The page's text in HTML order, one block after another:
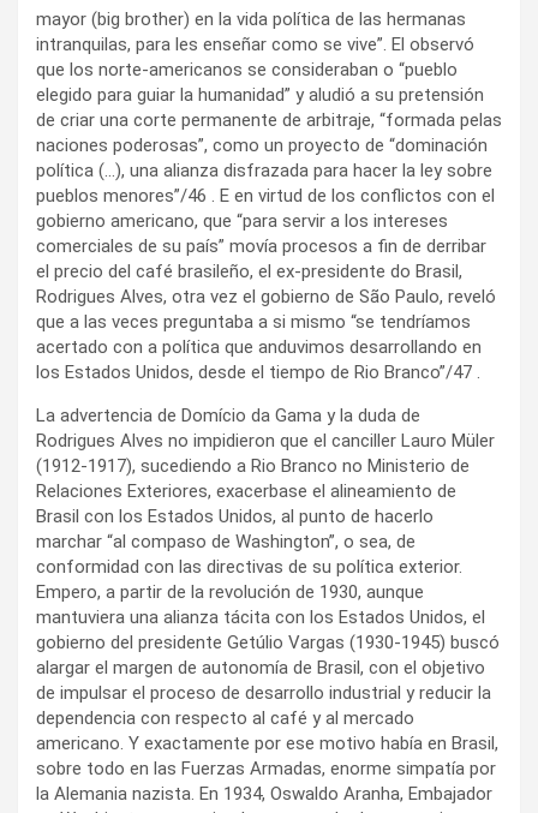
mayor (big brother) en la vida política de las hermanas
intranquilas, para les enseñar como se vive”. El observó
que los norte-americanos se consideraban o “pueblo
elegido para guiar la humanidad” y aludió a su pretensión
de criar una corte permanente de arbitraje, “formada pelas
naciones poderosas”, como un proyecto de “dominación
política (…), una alianza disfrazada para hacer la ley sobre
pueblos menores”/46 . E en virtud de los conflictos con el
gobierno americano, que “para servir a los intereses
comerciales de su país” movía procesos a fin de derribar
el precio del café brasileño, el ex-presidente do Brasil,
Rodrigues Alves, otra vez el gobierno de São Paulo, reveló
que a las veces preguntaba a si mismo “se tendríamos
acertado con a política que anduvimos desarrollando en
los Estados Unidos, desde el tiempo de Rio Branco”/47 .
La advertencia de Domício da Gama y la duda de
Rodrigues Alves no impidieron que el canciller Lauro Müler
(1912-1917), sucediendo a Rio Branco no Ministerio de
Relaciones Exteriores, exacerbase el alineamiento de
Brasil con los Estados Unidos, al punto de hacerlo
marchar “al compaso de Washington”, o sea, de
conformidad con las directivas de su política exterior.
Empero, a partir de la revolución de 1930, aunque
mantuviera una alianza tácita con los Estados Unidos, el
gobierno del presidente Getúlio Vargas (1930-1945) buscó
alargar el margen de autonomía de Brasil, con el objetivo
de impulsar el proceso de desarrollo industrial y reducir la
dependencia con respecto al café y al mercado
americano. Y exactamente por ese motivo había en Brasil,
sobre todo en las Fuerzas Armadas, enorme simpatía por
la Alemania nazista. En 1934, Oswaldo Aranha, Embajador